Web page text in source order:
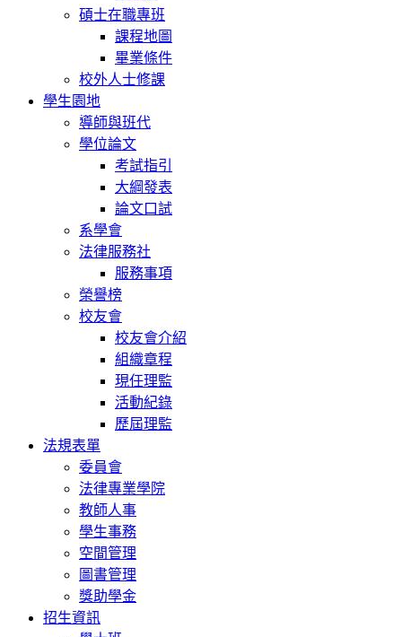
碩士在職專班
課程地圖
畢業條件
校外人士修課
學生園地
導師與班代
學位論文
考試指引
大綱發表
論文口試
系學會
法律服務社
服務事項
榮譽榜
校友會
校友會介紹
組織章程
現任理監
活動紀錄
歷屆理監
法規表單
委員會
法律專業學院
教師人事
學生事務
空間管理
圖書管理
獎助學金
招生資訊